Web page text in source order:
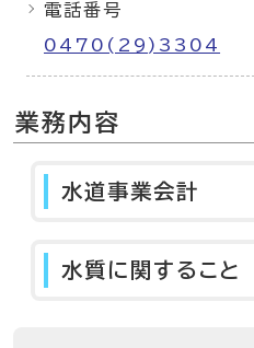
電話番号
0470(29)3304
業務内容
水道事業会計
水質に関すること